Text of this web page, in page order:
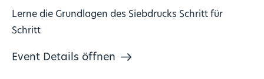
Lerne die Grundlagen des Siebdrucks Schritt für
Schritt
Event Details öffnen